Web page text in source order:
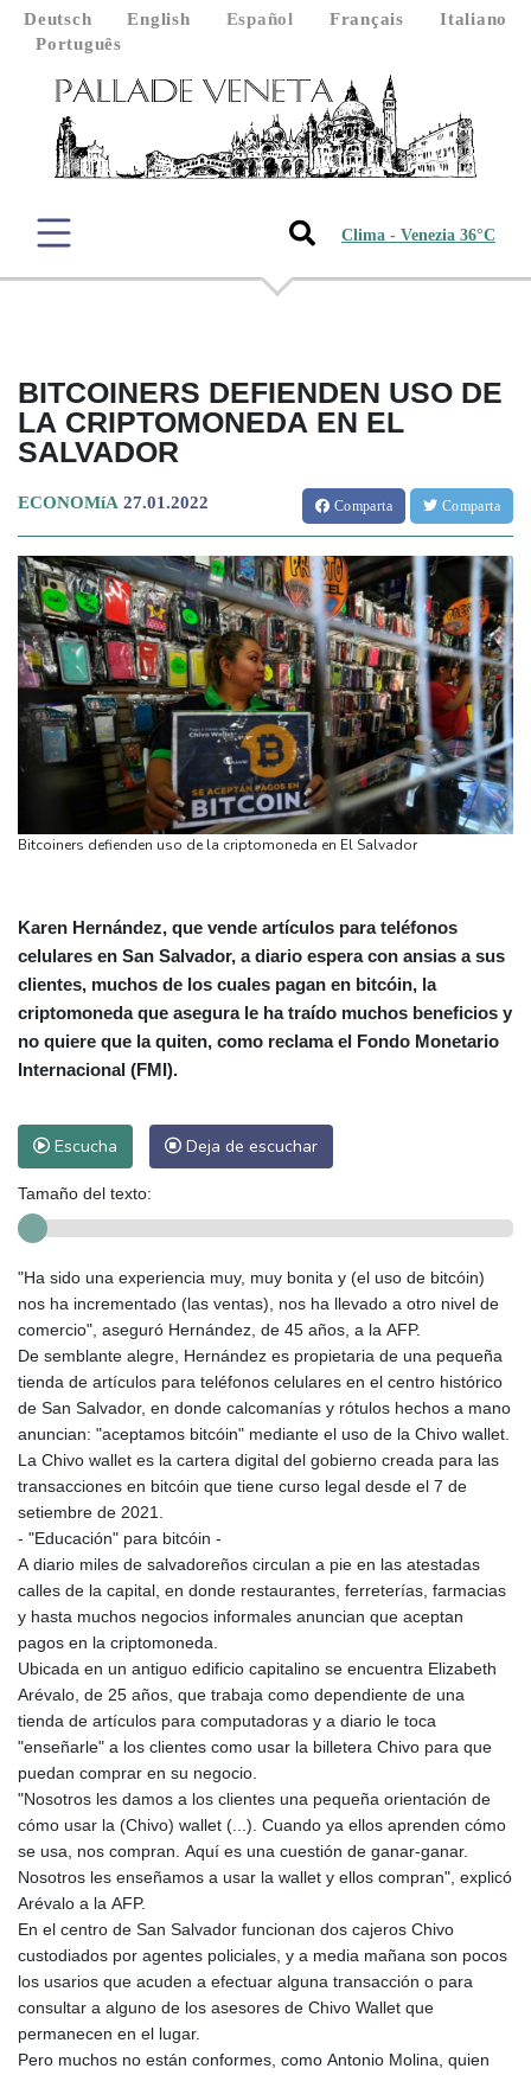
Deutsch English Español Français
Italiano
Português
Clima - Venezia 36°C
BITCOINERS DEFIENDEN USO DE
LA CRIPTOMONEDA EN EL
SALVADOR
ECONOMíA 27.01.2022 Comparta Comparta
Bitcoiners defienden uso de la criptomoneda en El Salvador
Karen Hernández, que vende artículos para teléfonos
celulares en San Salvador, a diario espera con ansias a sus
clientes, muchos de los cuales pagan en bitcóin, la
criptomoneda que asegura le ha traído muchos beneficios y
no quiere que la quiten, como reclama el Fondo Monetario
Internacional (FMI).
Escucha Deja de escuchar
Tamaño del texto:
"Ha sido una experiencia muy, muy bonita y (el uso de bitcóin)
nos ha incrementado (las ventas), nos ha llevado a otro nivel de
comercio", aseguró Hernández, de 45 años, a la AFP.
De semblante alegre, Hernández es propietaria de una pequeña
tienda de artículos para teléfonos celulares en el centro histórico
de San Salvador, en donde calcomanías y rótulos hechos a mano
anuncian: "aceptamos bitcóin" mediante el uso de la Chivo wallet.
La Chivo wallet es la cartera digital del gobierno creada para las
transacciones en bitcóin que tiene curso legal desde el 7 de
setiembre de 2021.
- "Educación" para bitcóin -
A diario miles de salvadoreños circulan a pie en las atestadas
calles de la capital, en donde restaurantes, ferreterías, farmacias
y hasta muchos negocios informales anuncian que aceptan
pagos en la criptomoneda.
Ubicada en un antiguo edificio capitalino se encuentra Elizabeth
Arévalo, de 25 años, que trabaja como dependiente de una
tienda de artículos para computadoras y a diario le toca
"enseñarle" a los clientes como usar la billetera Chivo para que
puedan comprar en su negocio.
"Nosotros les damos a los clientes una pequeña orientación de
cómo usar la (Chivo) wallet (...). Cuando ya ellos aprenden cómo
se usa, nos compran. Aquí es una cuestión de ganar-ganar.
Nosotros les enseñamos a usar la wallet y ellos compran", explicó
Arévalo a la AFP.
En el centro de San Salvador funcionan dos cajeros Chivo
custodiados por agentes policiales, y a media mañana son pocos
los usarios que acuden a efectuar alguna transacción o para
consultar a alguno de los asesores de Chivo Wallet que
permanecen en el lugar.
Pero muchos no están conformes, como Antonio Molina, quien